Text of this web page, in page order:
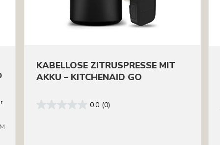
KABELLOSE ZITRUSPRESSE MIT
AKKU – KITCHENAID GO
0.0 (0)